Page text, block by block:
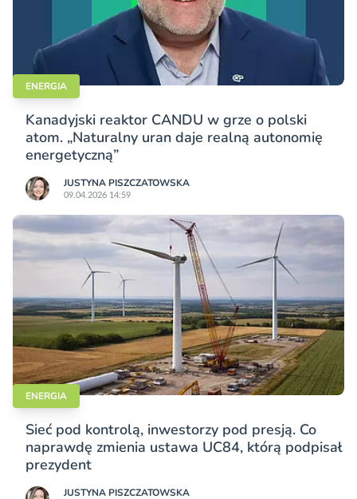
ENERGIA
Kanadyjski reaktor CANDU w grze o polski
atom. „Naturalny uran daje realną autonomię
energetyczną”
JUSTYNA PISZCZATOWSKA
09.04.2026 14:59
ENERGIA
Sieć pod kontrolą, inwestorzy pod presją. Co
naprawdę zmienia ustawa UC84, którą podpisał
prezydent
JUSTYNA PISZCZATOWSKA